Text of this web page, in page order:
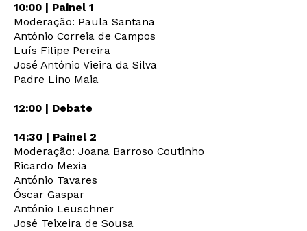
10:00 | Painel 1
Moderação: Paula Santana
António Correia de Campos
Luís Filipe Pereira
José António Vieira da Silva
Padre Lino Maia
12:00 | Debate
14:30 | Painel 2
Moderação: Joana Barroso Coutinho
Ricardo Mexia
António Tavares
Óscar Gaspar
António Leuschner
José Teixeira de Sousa
Newsletter